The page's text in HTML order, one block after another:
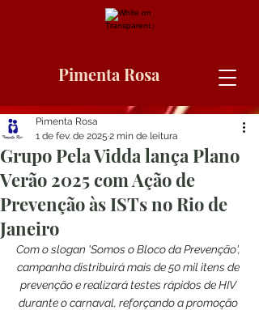
Pimenta Rosa
Grupo Pela Vidda lança Plano
Verão 2025 com Ação de
Prevenção às ISTs no Rio de
Janeiro
Pimenta Rosa
1 de fev. de 2025 2 min de leitura
Com o slogan 'Somos o Bloco da Prevenção',
campanha distribuirá mais de 50 mil itens de
prevenção e realizará testes rápidos de HIV
durante o carnaval, reforçando a promoção